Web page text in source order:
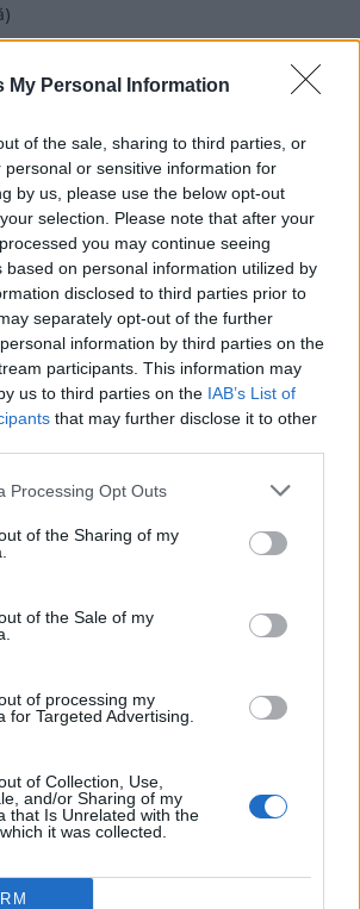
My Personal Information
of the sale, sharing to third parties, or
personal or sensitive information for
by us, please use the below opt-out
selection. Please note that after your
you may continue seeing
based on personal information utilized by
disclosed to third parties prior to
separately opt-out of the further
information by third parties on the
participants. This information may
us to third parties on the IAB’s List of
that may further disclose it to other
Processing Opt Outs
of the Sharing of my
of the Sale of my
of processing my
for Targeted Advertising.
of Collection, Use,
and/or Sharing of my
that Is Unrelated with the
it was collected.
(Surugiu)
Loc (Ponta)
Arată rezultatele
ad